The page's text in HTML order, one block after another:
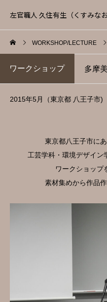
左官職人 久住有生（くすみな
WORKSHOP/LECTURE
ワークショップ 多摩
2015年5月（東京都 八王子市)
東京都八王子市に
工芸学科・環境デザイン
ワークショップ
素材集めから作品